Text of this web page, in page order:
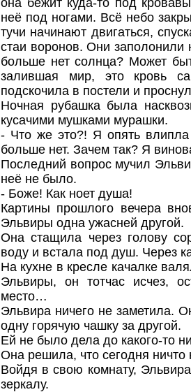
она бежит куда-то под
неё под ногами. Всё небо
тучи начинают двигаться,
стаи воронов. Они
больше нет солнца? Может
залившая мир, это кровь
подскочила в постели и
Ночная рубашка была
кусачими мушками мурашки.
- Что же это?! Я опять
больше нет. Зачем так? Я
Последний вопрос мучил
неё не было.
- Боже! Как ноет душа!
Картины прошлого вечера
Эльвиры одна ужасней другой.
Она стащила через голову
воду и встала под душ. Через
На кухне в кресле качалке
Эльвиры, он тотчас исчез,
место…
Эльвира ничего не заметила.
одну горячую чашку за другой.
Ей не было дела до какого-то
Она решила, что сегодня ничто
Войдя в свою комнату,
зеркалу.